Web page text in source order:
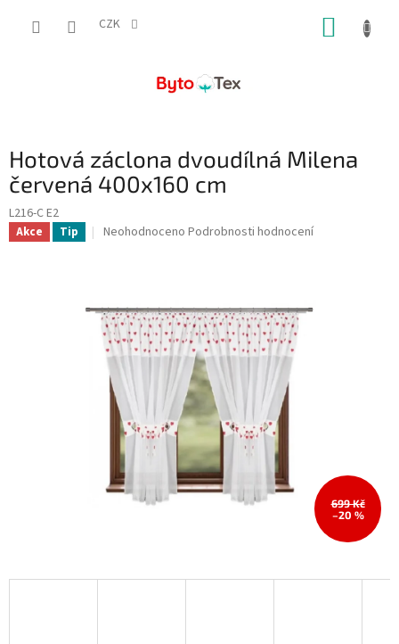
CZK
Hotová záclona dvoudílná Milena
červená 400x160 cm
L216-C E2
Akce Tip
Průměrné
z
5
hvězdiček.
Neohodnoceno Podrobnosti hodnocení
699 Kč
–20 %